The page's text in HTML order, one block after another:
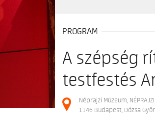
PROGRAM
A szépség
testfestés
Néprajzi Múzeum, NÉPRAJZI
1146 Budapest, Dózsa